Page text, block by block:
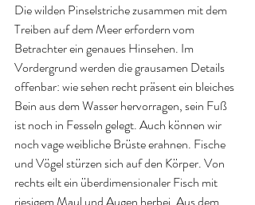
Die wilden Pinselstriche zusammen mit dem
Treiben auf dem Meer erfordern vom
Betrachter ein genaues Hinsehen. Im
Vordergrund werden die grausamen Details
offenbar: wie sehen recht präsent ein bleiches
Bein aus dem Wasser hervorragen, sein Fuß
ist noch in Fesseln gelegt. Auch können wir
noch vage weibliche Brüste erahnen. Fische
und Vögel stürzen sich auf den Körper. Von
rechts eilt ein überdimensionaler Fisch mit